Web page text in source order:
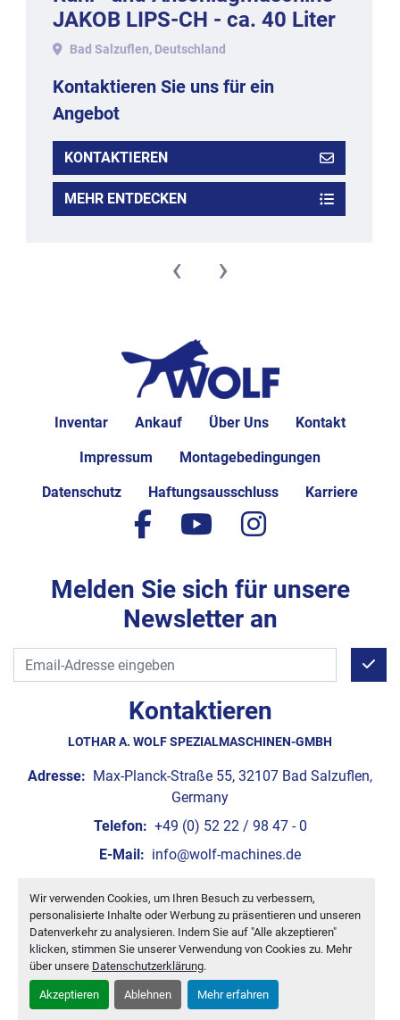
Wir verwenden Cookies, um Ihren Besuch zu verbessern,
personalisierte Inhalte oder Werbung zu präsentieren und unseren
Datenverkehr zu analysieren. Indem Sie auf "Alle akzeptieren"
klicken, stimmen Sie unserer Verwendung von Cookies zu. Mehr
über unsere Datenschutzerklärung.
Akzeptieren Ablehnen Mehr erfahren
JAKOB LIPS-CH - ca. 40 Liter
Edelstahlkessel und Knetarm.
Bad Salzuflen, Deutschland
Kontaktieren Sie uns für ein
Angebot
KONTAKTIEREN
MEHR ENTDECKEN
‹ ›
Inventar Ankauf Über Uns Kontakt
Impressum Montagebedingungen
Datenschutz Haftungsausschluss Karriere
Kontaktieren
LOTHAR A. WOLF SPEZIALMASCHINEN-GMBH
Adresse: Max-Planck-Straße 55, 32107 Bad Salzuflen,
Germany
Telefon: +49 (0) 52 22 / 98 47 - 0
E-Mail: info@wolf-machines.de
Cookie-Einstellungen
Machinio System-Website vonMachinio
facebook
youtubeinstagram
Melden Sie sich für unsere
Newsletter an